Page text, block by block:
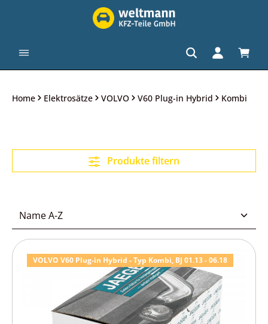
Home Elektrosätze VOLVO V60 Plug-in Hybrid Kombi
Produkte filtern
VOLVO V60 Plug-in Hybrid - Typ Kombi, BJ 01.13 - 06.18